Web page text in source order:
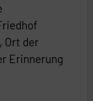
Ort der
Erinnerung